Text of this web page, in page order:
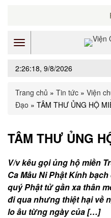
navigation
2:26:18, 9/8/2026
Trang chủ » Tin tức » Viện
Đạo » TÂM THƯ ỦNG HỘ
TÂM THƯ ỦNG
V/v kêu gọi ủng hộ miền
Ca Mâu Ni Phật Kính
quý Phật tử gần xa thân
đi qua nhưng thiệt hại về
lo âu từng ngày của […]